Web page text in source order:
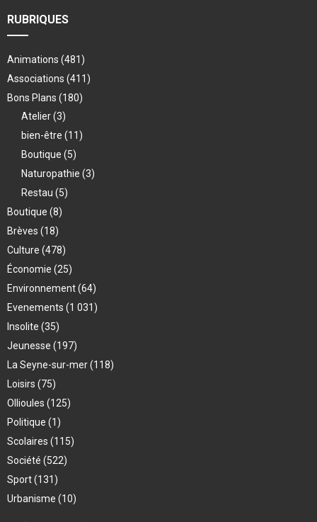
RUBRIQUES
Animations (481)
Associations (411)
Bons Plans (180)
Atelier(3)
bien-être (11)
Boutique (5)
Naturopathie (3)
Restau (5)
Boutique (8)
Brèves (18)
Culture (478)
Économie (25)
Environnement(64)
Evenements (1 031)
Insolite (35)
Jeunesse (197)
La Seyne-sur-mer(118)
Loisirs (75)
Ollioules (125)
Politique (1)
Scolaires (115)
Société (522)
Sport(131)
Urbanisme (10)